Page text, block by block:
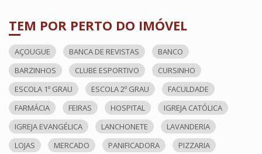
TEM POR PERTO DO IMÓVEL
AÇOUGUE BANCA DE REVISTAS
BANCO
BARZINHOS
CLUBE ESPORTIVO
CURSINHO
ESCOLA 1º GRAU
ESCOLA 2º GRAU
FACULDADE
FARMÁCIA
FEIRAS HOSPITAL
IGREJA CATÓLICA
IGREJA EVANGÉLICA
LANCHONETE
LAVANDERIA
LOJAS
MERCADO PANIFICADORA PIZZARIA